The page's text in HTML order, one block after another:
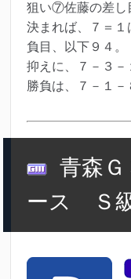
狙い⑦佐藤の差し
決まれば、７＝
負目、以下９４。
抑えに、７－３－
勝負は、７－１－
青森Ｇ
ース Ｓ